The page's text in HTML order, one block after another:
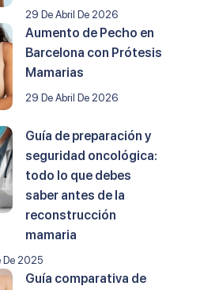
29 De Abril De 2026
Aumento de Pecho en
Barcelona con Prótesis
Mamarias
29 De Abril De 2026
Guía de preparación y
seguridad oncológica:
todo lo que debes
saber antes de la
reconstrucción
mamaria
De 2025
Guía comparativa de